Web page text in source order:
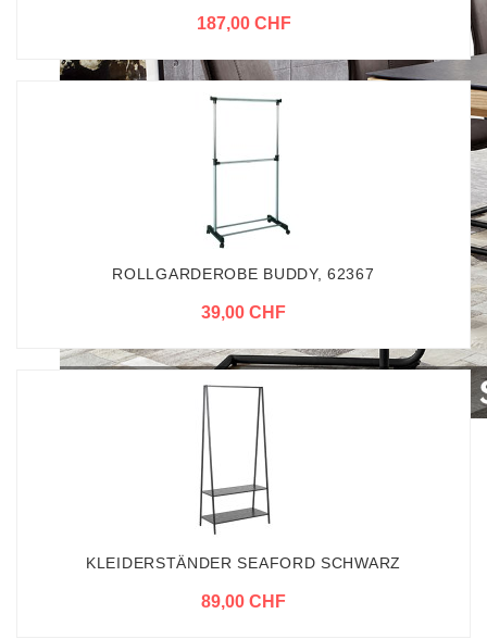
187,00 CHF
ROLLGARDEROBE BUDDY, 62367
39,00 CHF
KLEIDERSTÄNDER SEAFORD SCHWARZ
89,00 CHF